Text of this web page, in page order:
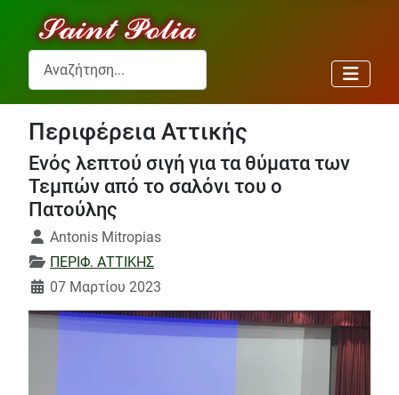
Αναζήτηση...
Περιφέρεια Αττικής
Ενός λεπτού σιγή για τα θύματα των
Τεμπών από το σαλόνι του ο
Πατούλης
Λεπτομέρειες
Antonis Mitropias
ΠΕΡΙΦ. ΑΤΤΙΚΗΣ
07 Μαρτίου 2023